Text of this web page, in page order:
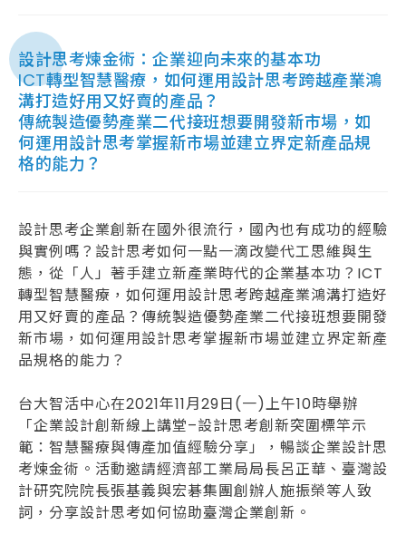
設計思考煉金術：企業迎向未來的基本功
ICT轉型智慧醫療，如何運用設計思考跨越產業鴻
溝打造好用又好賣的產品？
傳統製造優勢產業二代接班想要開發新市場，如
何運用設計思考掌握新市場並建立界定新產品規
格的能力？
設計思考企業創新在國外很流行，國內也有成功的經驗
與實例嗎？設計思考如何一點一滴改變代工思維與生
態，從「人」著手建立新產業時代的企業基本功？ICT
轉型智慧醫療，如何運用設計思考跨越產業鴻溝打造好
用又好賣的產品？傳統製造優勢產業二代接班想要開發
新市場，如何運用設計思考掌握新市場並建立界定新產
品規格的能力？
台大智活中心在2021年11月29日(一)上午10時舉辦
「企業設計創新線上講堂–設計思考創新突圍標竿示
範：智慧醫療與傳產加值經驗分享」，暢談企業設計思
考煉金術。活動邀請經濟部工業局局長呂正華、臺灣設
計研究院院長張基義與宏碁集團創辦人施振榮等人致
詞，分享設計思考如何協助臺灣企業創新。